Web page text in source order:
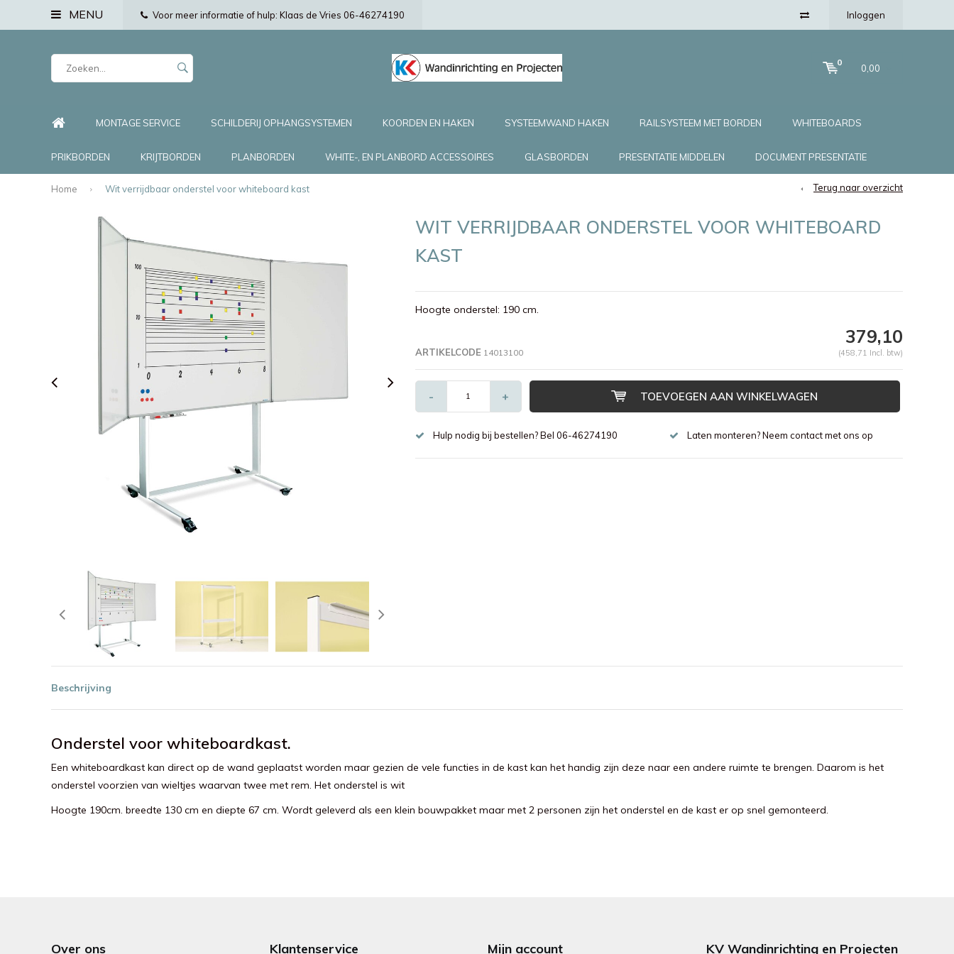
MENU Voor meer informatie of hulp: Klaas de Vries 06-46274190 Inloggen
0
0,00
MONTAGE SERVICE SCHILDERIJ OPHANGSYSTEMEN KOORDEN EN HAKEN SYSTEEMWAND HAKEN RAILSYSTEEM MET BORDEN WHITEBOARDS
PRIKBORDEN KRIJTBORDEN PLANBORDEN WHITE-, EN PLANBORD ACCESSOIRES GLASBORDEN PRESENTATIE MIDDELEN DOCUMENT PRESENTATIE
Home Wit verrijdbaar onderstel voor whiteboard kast Terug naar overzicht
WIT VERRIJDBAAR ONDERSTEL VOOR WHITEBOARD
KAST
Hoogte onderstel: 190 cm.
ARTIKELCODE 14013100
379,10
(458,71 Incl. btw)
- + TOEVOEGEN AAN WINKELWAGEN
Hulp nodig bij bestellen? Bel 06-46274190 Laten monteren? Neem contact met ons op
Beschrijving
Onderstel voor whiteboardkast.
Een whiteboardkast kan direct op de wand geplaatst worden maar gezien de vele functies in de kast kan het handig zijn deze naar een andere ruimte te brengen. Daarom is het
onderstel voorzien van wieltjes waarvan twee met rem. Het onderstel is wit
Hoogte 190cm. breedte 130 cm en diepte 67 cm. Wordt geleverd als een klein bouwpakket maar met 2 personen zijn het onderstel en de kast er op snel gemonteerd.
Over ons Klantenservice Mijn account KV Wandinrichting en Projecten